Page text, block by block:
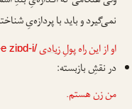
نمی‌گیرد و باید با پردازه‌یِ
او از این راهپولِ زیادیziɒd-i/
در نقشِ بازبسته:
منزنهستم.